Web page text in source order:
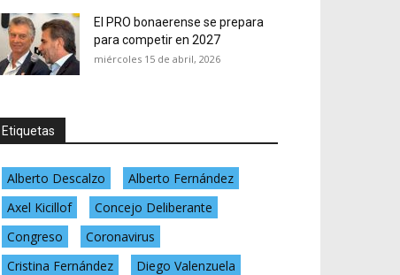
El PRO bonaerense se prepara
para competir en 2027
miércoles 15 de abril, 2026
Etiquetas
Alberto Descalzo
Alberto Fernández
Axel Kicillof
Concejo Deliberante
Congreso
Coronavirus
Cristina Fernández
Diego Valenzuela